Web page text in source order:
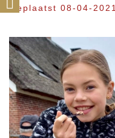
Geplaatst 08-04-2021